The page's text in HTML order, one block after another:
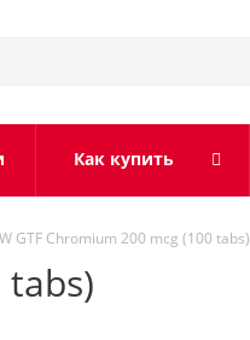
Как купить
GTF Chromium 200 mcg (100 tabs)
tabs)